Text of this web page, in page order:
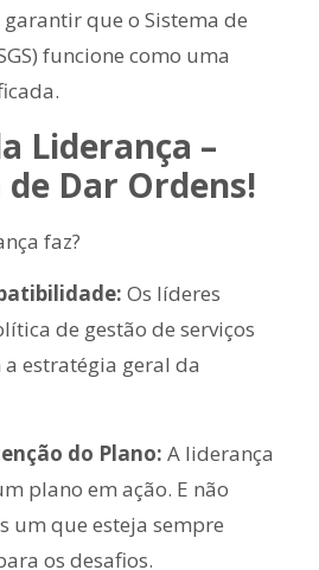
que o Sistema de
funcione como uma
Liderança –
Dar Ordens!
faz?
Os líderes
de gestão de serviços
estratégia geral da
do Plano: A liderança
plano em ação. E não
um que esteja sempre
os desafios.